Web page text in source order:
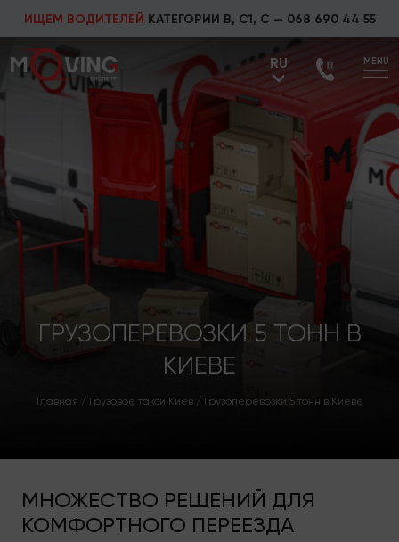
ИЩЕМ ВОДИТЕЛЕЙ КАТЕГОРИИ В, С1, С — 068 690 44 55
RU MENU
ГРУЗОПЕРЕВОЗКИ 5 ТОНН В
КИЕВЕ
Главная / Грузовое такси Киев / Грузоперевозки 5 тонн в Киеве
МНОЖЕСТВО РЕШЕНИЙ ДЛЯ
КОМФОРТНОГО ПЕРЕЕЗДА